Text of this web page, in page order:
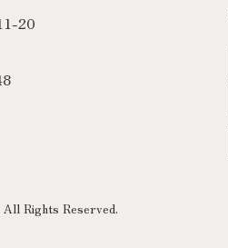
20
Rights Reserved.